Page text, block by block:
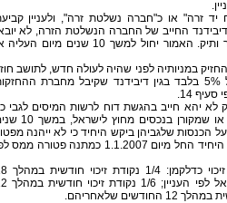
זרה" או כ"חברה נשלטת זרה", ולעניין
החייב של החברה הנשלטת הזרה, לא
בחשבון זכויותיהם של עולה חדש ותושב חוזר ותיק. האמור יחול למשך 10 שנים מיום
במניותיה לפני שהיה לעולה חדש, לתושב
ותיק או לתושב חוזר, יחויב במס בשיעור של 5% בלבד בגין דיבידנד שקיבל מחברת
14.
לא יהא חייב בהגשת דוח לרשות המיסים לגבי
הכנסותיו שהופקו או שנצמחו מחוץ לישראל או שמקורן בנכסים
שלגביהן ביקש היחיד כי לא ייהנה
ממס, ולגבי הכנסות שמקורן נכס שנתקבל ע"י היחיד החל מיום 1.1.2007 כמתנה פטורה
• עולה חדש או תושב חוזר ייהנו
החודשים הראשונים לעלייתו או חזרתו